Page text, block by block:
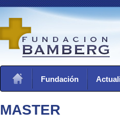
Fundación
MASTER